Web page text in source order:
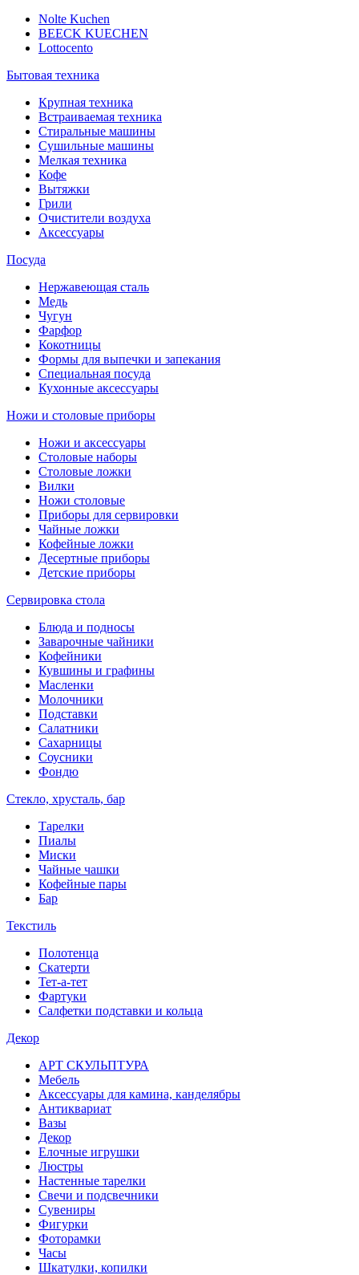
Nolte Kuchen
BEECK KUECHEN
Lottocento
Бытовая техника
Крупная техника
Встраиваемая техника
Стиральные машины
Сушильные машины
Мелкая техника
Кофе
Вытяжки
Грили
Очистители воздуха
Аксессуары
Посуда
Нержавеющая сталь
Медь
Чугун
Фарфор
Кокотницы
Формы для выпечки и запекания
Специальная посуда
Кухонные аксессуары
Ножи и столовые приборы
Ножи и аксессуары
Столовые наборы
Столовые ложки
Вилки
Ножи столовые
Приборы для сервировки
Чайные ложки
Кофейные ложки
Десертные приборы
Детские приборы
Сервировка стола
Блюда и подносы
Заварочные чайники
Кофейники
Кувшины и графины
Масленки
Молочники
Подставки
Салатники
Сахарницы
Соусники
Фондю
Стекло, хрусталь, бар
Тарелки
Пиалы
Миски
Чайные чашки
Кофейные пары
Бар
Текстиль
Полотенца
Скатерти
Тет-а-тет
Фартуки
Салфетки подставки и кольца
Декор
АРТ СКУЛЬПТУРА
Мебель
Аксессуары для камина, канделябры
Антиквариат
Вазы
Декор
Елочные игрушки
Люстры
Настенные тарелки
Свечи и подсвечники
Сувениры
Фигурки
Фоторамки
Часы
Шкатулки, копилки